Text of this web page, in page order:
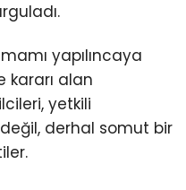
yapılıncaya
kararı alan
yetkili
derhal somut bir